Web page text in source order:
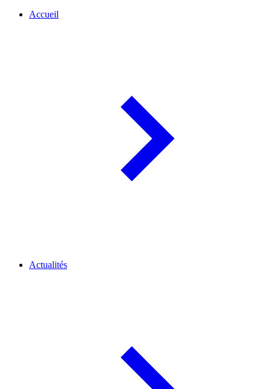
Accueil
Actualités